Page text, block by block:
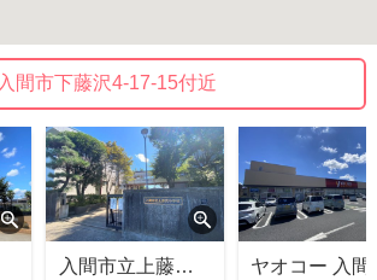
入間市下藤沢4-17-15付近
入間市立上藤沢
ヤオコー 入間